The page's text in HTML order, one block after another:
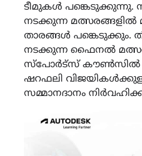
ടീമുകൾ പങ്കെടുക്കുന്നു.
നടക്കുന്ന
താരങ്ങൾ പങ്കെടുക്കും.
നടക്കുന്ന ഫൈനൽ
സ്പോർട്സ് കൗൺസിൽ
ഷറഫലി
സമ്മാനദാനം